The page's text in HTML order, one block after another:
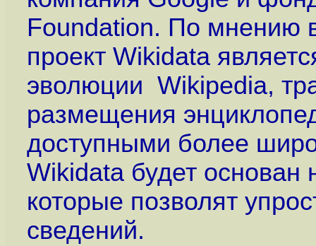
Foundation. По мнению
проект Wikidata
эволюции Wikipedia,
размещения
доступными более
Wikidata будет основан
которые позволят
сведений.